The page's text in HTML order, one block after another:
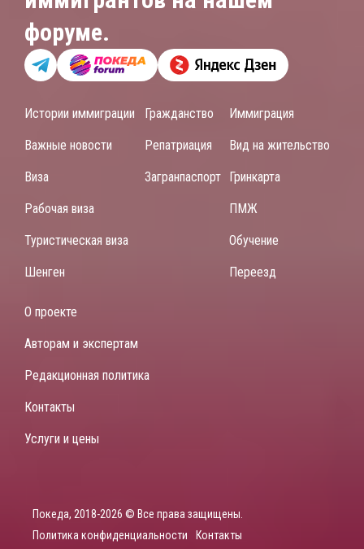
форуме.
Истории иммиграции
Важные новости
Виза
Рабочая виза
Туристическая виза
Шенген
Гражданство
Репатриация
Загранпаспорт
Иммиграция
Вид на жительство
Гринкарта
ПМЖ
Обучение
Переезд
О проекте
Авторам и экспертам
Редакционная политика
Контакты
Услуги и цены
Покеда, 2018-2026 © Все права защищены.
Политика конфиденциальности
Контакты